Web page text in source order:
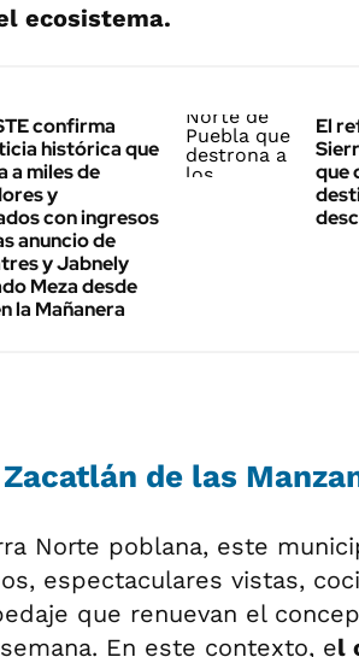
ecosistema.
confirma
histórica que
a miles de
y
con ingresos
anuncio de
y Jabnely
Meza desde
la Mañanera
El
que
de las
Norte poblana, este
espectaculares vistas,
que renuevan el
En este contexto, el